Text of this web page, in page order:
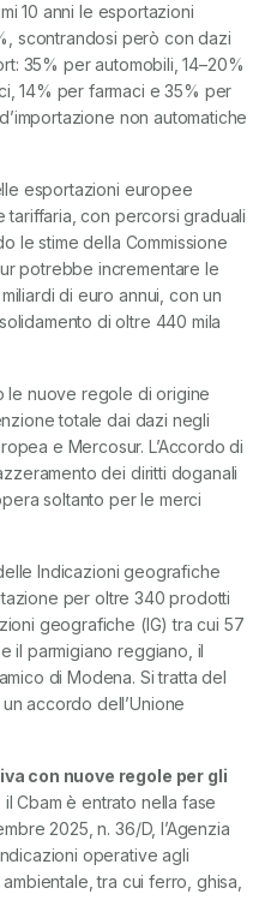
10 anni le esportazioni
scontrandosi però con dazi
35% per automobili, 14–20%
14% per farmaci e 35% per
non automatiche
esportazioni europee
con percorsi graduali
le stime della Commissione
potrebbe incrementare le
di euro annui, con un
di oltre 440 mila
le nuove regole di origine
totale dai dazi negli
e Mercosur. L’Accordo di
dei diritti doganali
soltanto per le merci
Indicazioni geografiche
per oltre 340 prodotti
geografiche (IG) tra cui 57
il parmigiano reggiano, il
di Modena. Si tratta del
accordo dell’Unione
con nuove regole per gli
il Cbam è entrato nella fase
2025, n. 36/D, l’Agenzia
operative agli
tra cui ferro, ghisa,